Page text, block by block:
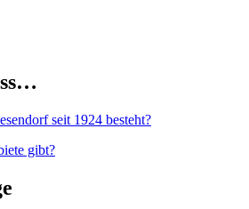
seit 1924 besteht?
gibt?